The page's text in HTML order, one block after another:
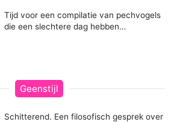
Tijd voor een compilatie van pechvogels
die een slechtere dag hebben…
Geenstijl
Schitterend. Een filosofisch gesprek over